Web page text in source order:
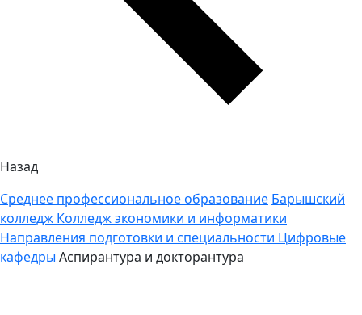
Назад
Среднее профессиональное образование Барышский
колледж Колледж экономики и информатики
Направления подготовки и специальности Цифровые
кафедры Аспирантура и докторантура